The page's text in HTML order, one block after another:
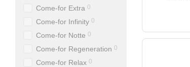
Come-for Extra 0
Come-for Infinity 0
Come-for Notte 0
Come-for Regeneration 0
Come-for Relax 0